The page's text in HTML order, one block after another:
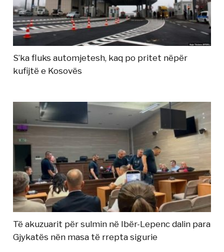
S’ka fluks automjetesh, kaq po pritet nëpër
kufijtë e Kosovës
Të akuzuarit për sulmin në Ibër-Lepenc dalin para
Gjykatës nën masa të rrepta sigurie